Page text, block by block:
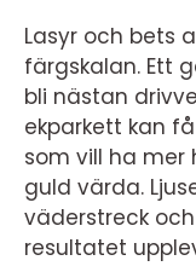
Lasyr och bets
färgskalan. Ett
bli nästan
ekparkett kan
som vill ha mer
guld värda.
väderstreck
resultatet